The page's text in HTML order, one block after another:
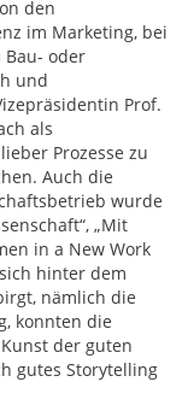
den
im Marketing, bei
oder
und
Prof.
als
Prozesse zu
Auch die
wurde
„Mit
in a New Work
hinter dem
nämlich die
konnten die
der guten
gutes Storytelling